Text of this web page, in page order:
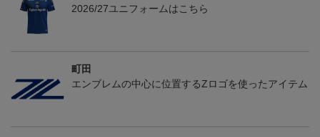
2026/27ユニフォームはこちら
町田
エンブレムの中心に位置するZロゴを使ったアイテム